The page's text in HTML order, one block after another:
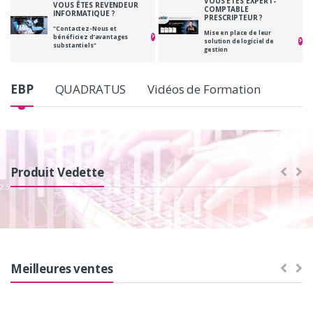
VOUS ÊTES REVENDEUR
INFORMATIQUE ?
"Contactez-Nous et
bénéficiez d’avantages
substantiels"
COMPTABLE
PRESCRIPTEUR ?
Mise en place de leur
solution de logiciel de
gestion
P
d
c
t
C
EBP QUADRATUS Vidéos de Formation
P
o
Produit Vedette
Meilleures ventes